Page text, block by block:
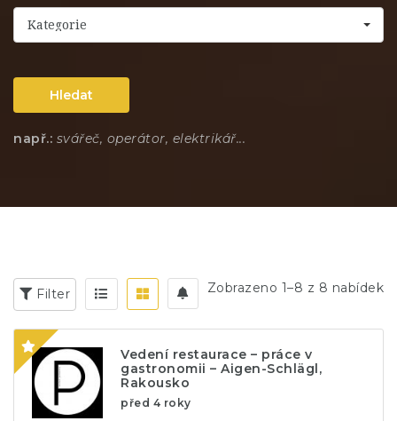
Kategorie
Hledat
např.: svářeč, operátor, elektrikář...
Filter Zobrazeno 1–8 z 8 nabídek
Vedení restaurace – práce v
gastronomii – Aigen-Schlägl,
Rakousko
před 4 roky